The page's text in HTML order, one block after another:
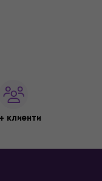
клиенти